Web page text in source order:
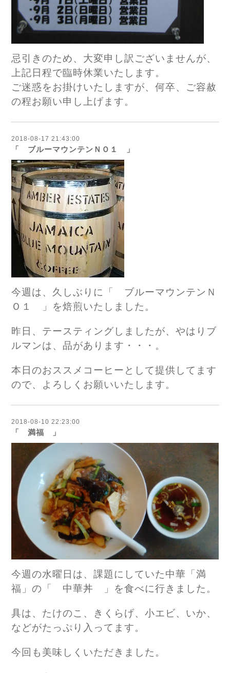
忌引きのため、大変申し訳ございませんが、
上記日程で臨時休業いたします。
ご迷惑をお掛けいたしますが、何卒、ご容赦
の程お願い申し上げます。
2018-08-17 21:43:00
「 ブルーマウンテンＮＯ１ 」
今週は、久しぶりに「 ブルーマウンテンＮ
Ｏ１ 」を焙煎いたしました。
昨日、テースティングしましたが、やはりブ
ルマンは、品があります・・・。
本日のおススメコーヒーとして提供してます
ので、よろしくお願いいたします。
2018-08-10 22:23:00
「 満福 」
今週の水曜日は、課題にしていた中華「満
福」の「 中華丼 」を食べに行きました。
具は、たけのこ、きくらげ、小エビ、いか、
などがたっぷり入ってます。
今回も美味しくいただきました。